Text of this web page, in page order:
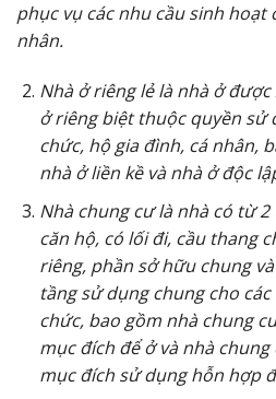
phục vụ các nhu cầu sinh hoạt
nhân.
Nhà ở riêng lẻ là nhà ở
ở riêng biệt thuộc quyền sử
chức, hộ gia đình, cá nhân,
nhà ở liền kề và nhà ở độc
Nhà chung cư là nhà có từ
căn hộ, có lối đi, cầu thang
riêng, phần sở hữu chung
tầng sử dụng chung cho
chức, bao gồm nhà chung
mục đích để ở và nhà
mục đích sử dụng hỗn hợp